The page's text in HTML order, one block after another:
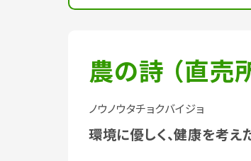
農の詩 （直売
ノウノウタチョクバイジョ
環境に優しく、健康を考え